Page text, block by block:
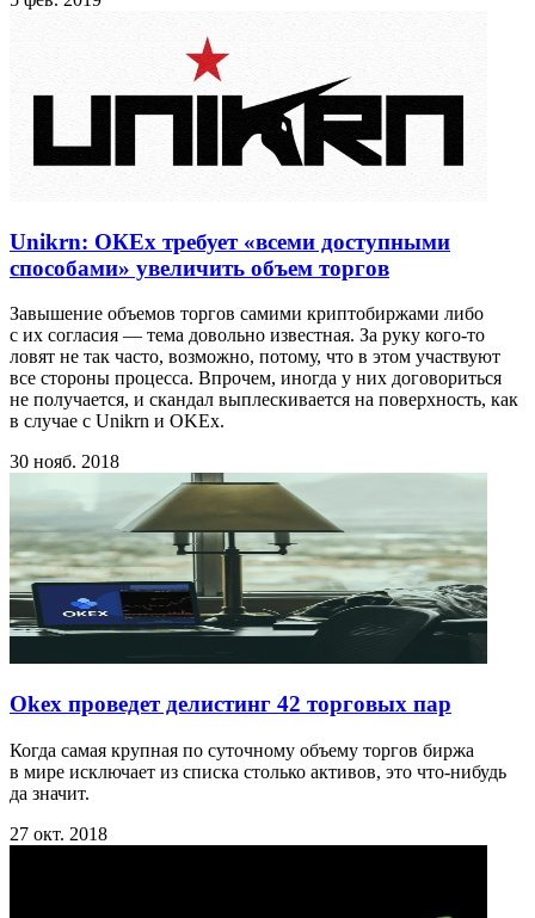
Unikrn: ОКЕх требует «всеми доступными
способами» увеличить объем торгов
Завышение объемов торгов самими криптобиржами либо
с их согласия — тема довольно известная. За руку кого-то
ловят не так часто, возможно, потому, что в этом участвуют
все стороны процесса. Впрочем, иногда у них договориться
не получается, и скандал выплескивается на поверхность, как
в случае с Unikrn и OKEx.
30 нояб. 2018
Okex проведет делистинг 42 торговых пар
Когда самая крупная по суточному объему торгов биржа
в мире исключает из списка столько активов, это что-нибудь
да значит.
27 окт. 2018